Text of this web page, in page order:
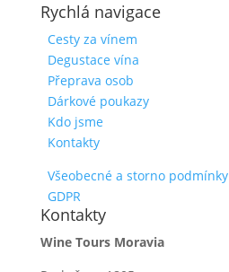
Rychlá navigace
Cesty za vínem
Degustace vína
Přeprava osob
Dárkové poukazy
Kdo jsme
Kontakty
Všeobecné a storno podmínky
GDPR
Kontakty
Wine Tours Moravia